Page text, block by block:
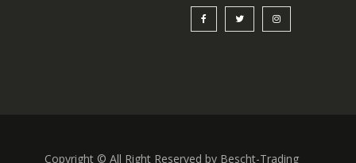
Copyright © All Right Reserved by Bescht-Trading